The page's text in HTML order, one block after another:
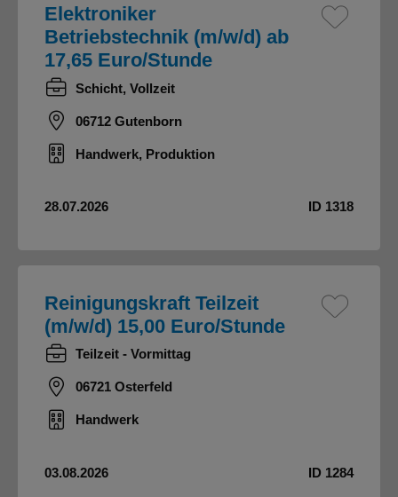
Elektroniker
Betriebstechnik (m/w/d) ab
17,65 Euro/Stunde
Schicht, Vollzeit
06712 Gutenborn
Handwerk, Produktion
28.07.2026 ID 1318
Reinigungskraft Teilzeit
(m/w/d) 15,00 Euro/Stunde
Teilzeit - Vormittag
06721 Osterfeld
Handwerk
03.08.2026 ID 1284